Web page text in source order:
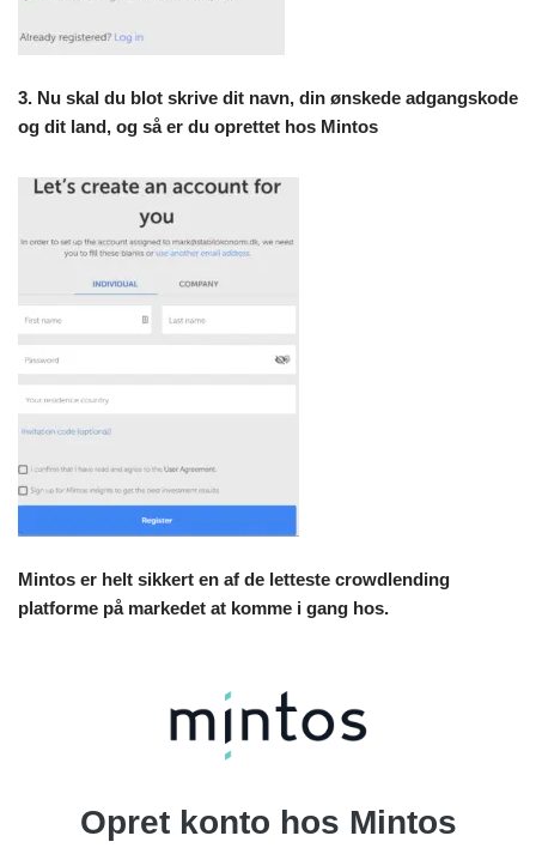
3. Nu skal du blot skrive dit navn, din ønskede adgangskode
og dit land, og så er du oprettet hos Mintos
Mintos er helt sikkert en af de letteste crowdlending
platforme på markedet at komme i gang hos.
Opret konto hos Mintos